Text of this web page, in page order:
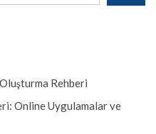
Rehberi
Online Uygulamalar ve